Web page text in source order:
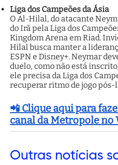
Liga dos Campeões da Ásia
O Al-Hilal, do atacante
do Irã pela Liga dos
Kingdom Arena em Riad.
Hilal busca manter a
ESPN e Disney+. Neymar
duelo, como não está
ele precisa da Liga dos
recuperar ritmo de jogo pós-
📲 Clique aqui para
canal da Metropole no
Outras notícias